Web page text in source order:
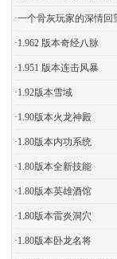
·一个骨灰玩家的深情回
·1.962 版本奇经八脉
·1.951 版本连击风暴
·1.92版本雪域
·1.90版本火龙神殿
·1.80版本内功系统
·1.80版本全新技能
·1.80版本英雄酒馆
·1.80版本雷炎洞穴
·1.80版本卧龙名将